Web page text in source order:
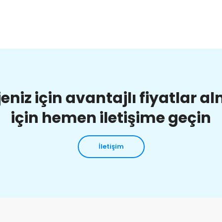
için avantajlı fiyatlar
için hemen iletişime geçin
İletişim